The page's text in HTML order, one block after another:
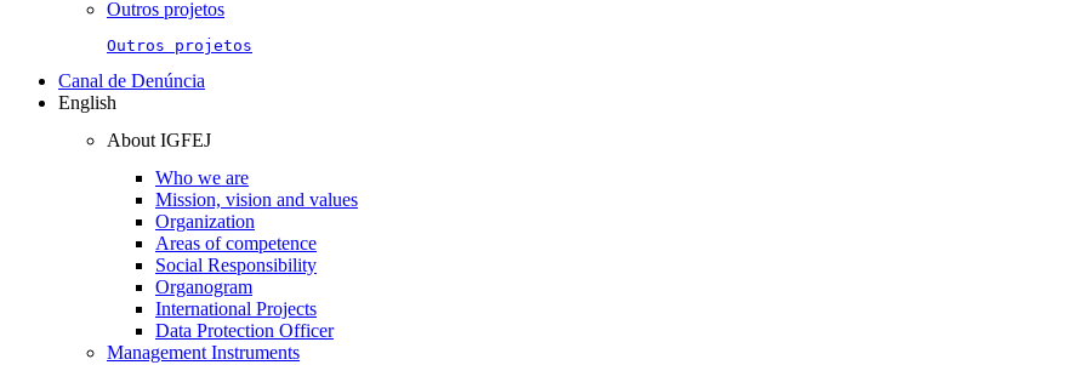
Outros projetos
Outros projetos
Canal de Denúncia
English
About IGFEJ
Who we are
Mission, vision and values
Organization
Areas of competence
Social Responsibility
Organogram
International Projects
Data Protection Officer
Management Instruments